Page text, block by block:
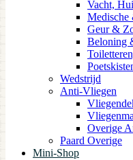
Vacht,
Medische
Geur &
Beloning
Wedstrijd
Anti-Vliegen
Overige
Paard Overige
Mini-Shop